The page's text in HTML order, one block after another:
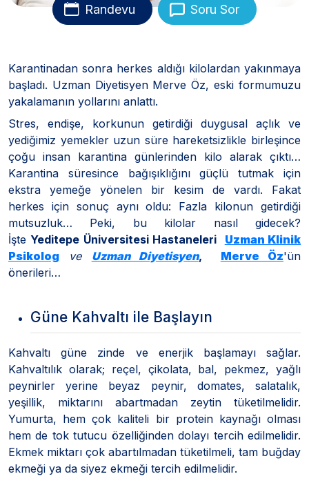
Randevu Soru Sor
Karantinadan sonra herkes aldığı kilolardan yakınmaya
başladı. Uzman Diyetisyen Merve Öz, eski formumuzu
yakalamanın yollarını anlattı.
Stres, endişe, korkunun getirdiği duygusal açlık ve
yediğimiz yemekler uzun süre hareketsizlikle birleşince
çoğu insan karantina günlerinden kilo alarak çıktı…
Karantina süresince bağışıklığını güçlü tutmak için
ekstra yemeğe yönelen bir kesim de vardı. Fakat
herkes için sonuç aynı oldu: Fazla kilonun getirdiği
mutsuzluk… Peki, bu kilolar nasıl gidecek?
İşte Yeditepe Üniversitesi Hastaneleri
Uzman Klinik
Psikolog ve Uzman Diyetisyen, Merve Öz'ün
önerileri…
Güne Kahvaltı ile Başlayın
Kahvaltı güne zinde ve enerjik başlamayı sağlar.
Kahvaltılık olarak; reçel, çikolata, bal, pekmez, yağlı
peynirler yerine beyaz peynir, domates, salatalık,
yeşillik, miktarını abartmadan zeytin tüketilmelidir.
Yumurta, hem çok kaliteli bir protein kaynağı olması
hem de tok tutucu özelliğinden dolayı tercih edilmelidir.
Ekmek miktarı çok abartılmadan tüketilmeli, tam buğday
ekmeği ya da siyez ekmeği tercih edilmelidir.